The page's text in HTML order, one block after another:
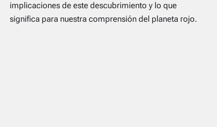
implicaciones de este descubrimiento y lo que
significa para nuestra comprensión del planeta rojo.